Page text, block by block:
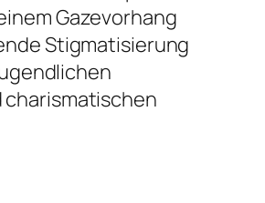
Gazevorhang
Stigmatisierung
charismatischen